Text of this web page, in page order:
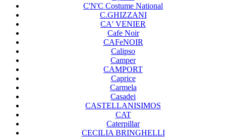
C'N'C Costume National
C.GHIZZANI
CA' VENIER
Cafe Noir
CAFeNOIR
Calipso
Camper
CAMPORT
Caprice
Carmela
Casadei
CASTELLANISIMOS
CAT
Caterpillar
CECILIA BRINGHELLI